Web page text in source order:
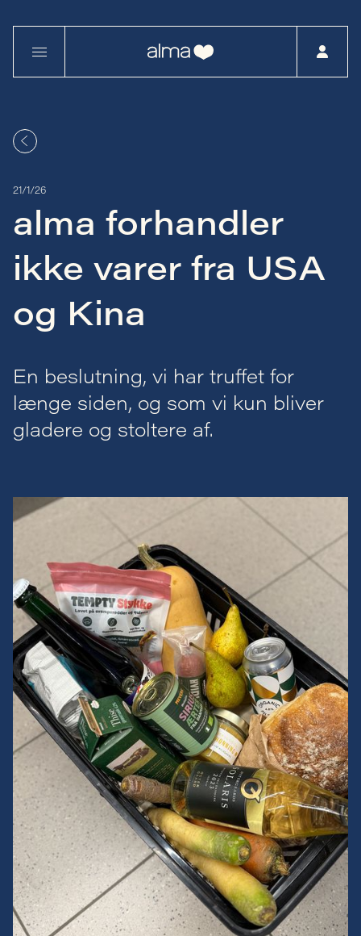
21/1/26
alma forhandler
ikke varer fra USA
og Kina
En beslutning, vi har truffet for
længe siden, og som vi kun bliver
gladere og stoltere af.